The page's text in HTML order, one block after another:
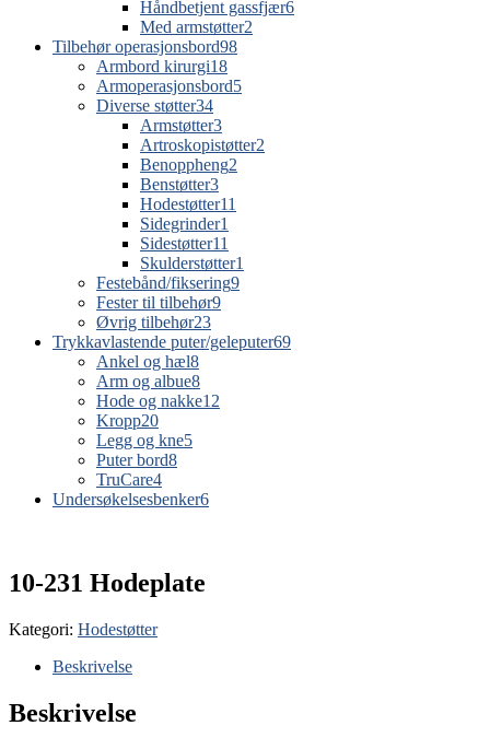
Håndbetjent gassfjær6
Med armstøtter2
Tilbehør operasjonsbord98
Armbord kirurgi18
Armoperasjonsbord5
Diverse støtter34
Armstøtter3
Artroskopistøtter2
Benoppheng2
Benstøtter3
Hodestøtter11
Sidegrinder1
Sidestøtter11
Skulderstøtter1
Festebånd/fiksering9
Fester til tilbehør9
Øvrig tilbehør23
Trykkavlastende puter/geleputer69
Ankel og hæl8
Arm og albue8
Hode og nakke12
Kropp20
Legg og kne5
Puter bord8
TruCare4
Undersøkelsesbenker6
10-231 Hodeplate
Kategori: Hodestøtter
Beskrivelse
Beskrivelse